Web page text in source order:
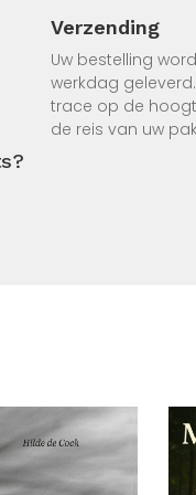
Verzending
Uw bestelling
werkdag
trace op de
de reis van uw